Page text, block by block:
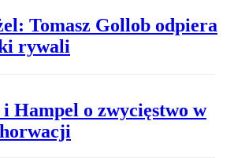
Tomasz Gollob odpiera
rywali
Hampel o zwycięstwo w